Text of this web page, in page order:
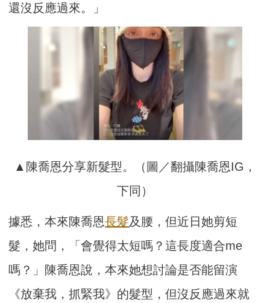
還沒反應過來。」
▲陳喬恩分享新髮型。（圖／翻攝陳喬恩IG，
下同）
據悉，本來陳喬恩長髮及腰，但近日她剪短
髮，她問，「會覺得太短嗎？這長度適合me
嗎？」陳喬恩說，本來她想討論是否能留演
《放棄我，抓緊我》的髮型，但沒反應過來就